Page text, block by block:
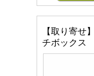
【取り寄せ
チボックス